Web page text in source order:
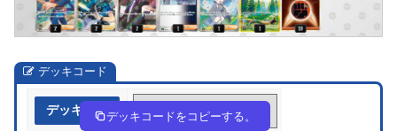
デッキコード
デッキ作成 c88cGD-XXWFGD-cxD4c8
デッキコードをコピーする。